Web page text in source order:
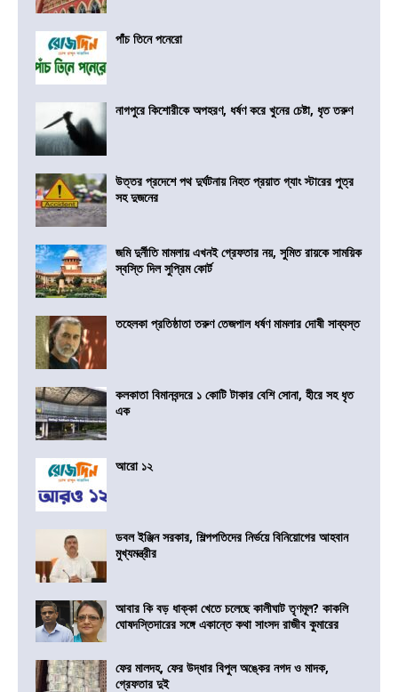
পাঁচ তিনে পনেরো
নাগপুরে কিশোরীকে অপহরণ, ধর্ষণ করে খুনের চেষ্টা, ধৃত তরুণ
উত্তর প্রদেশে পথ দুর্ঘটনায় নিহত প্রয়াত গ্যাং স্টারের পুত্র
সহ দুজনের
জমি দুর্নীতি মামলায় এখনই গ্রেফতার নয়, সুমিত রায়কে সাময়িক
স্বস্তি দিল সুপ্রিম কোর্ট
তহেলকা প্রতিষ্ঠাতা তরুণ তেজপাল ধর্ষণ মামলার দোষী সাব্যস্ত
কলকাতা বিমানবন্দরে ১ কোটি টাকার বেশি সোনা, হীরে সহ ধৃত
এক
আরো ১২
ডবল ইঞ্জিন সরকার, শিল্পপতিদের নির্ভয়ে বিনিয়োগের আহবান
মুখ্যমন্ত্রীর
আবার কি বড় ধাক্কা খেতে চলেছে কালীঘাট তৃণমূল? কাকলি
ঘোষদস্তিদারের সঙ্গে একান্তে কথা সাংসদ রাজীব কুমারের
ফের মালদহ, ফের উদ্ধার বিপুল অঙ্কের নগদ ও মাদক,
গ্রেফতার দুই